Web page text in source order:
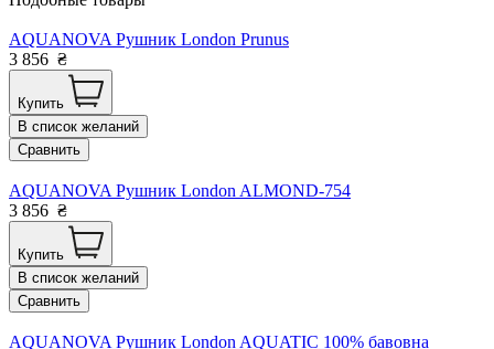
AQUANOVA Рушник London Prunus
3 856 ₴
Купить
В список желаний
Сравнить
AQUANOVA Рушник London ALMOND-754
3 856 ₴
Купить
В список желаний
Сравнить
AQUANOVA Рушник London AQUATIC 100% бавовна